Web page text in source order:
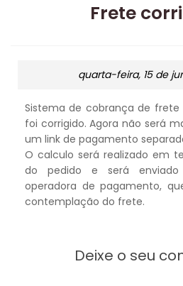
Frete
quarta-feira, 15 de
Sistema de cobrança de
foi corrigido. Agora não será
um link de pagamento
O calculo será realizado em
do pedido e será enviado
operadora de pagamento,
contemplação do frete.
Deixe o seu